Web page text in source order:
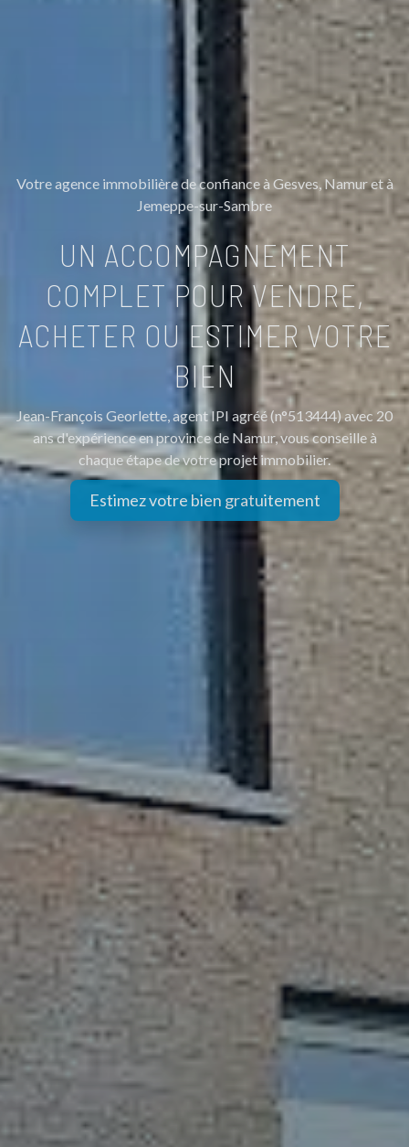
Votre agence immobilière de confiance à Gesves, Namur et à
Jemeppe-sur-Sambre
UN ACCOMPAGNEMENT
COMPLET POUR VENDRE,
ACHETER OU ESTIMER VOTRE
BIEN
Jean-François Georlette, agent IPI agréé (n°513444) avec 20
ans d'expérience en province de Namur, vous conseille à
chaque étape de votre projet immobilier.
Estimez votre bien gratuitement